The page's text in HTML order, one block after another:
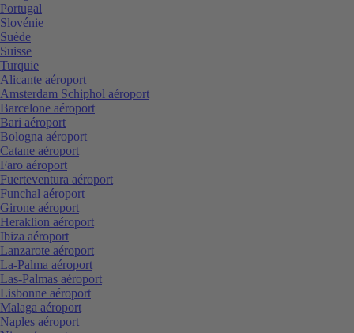
Portugal
Slovénie
Suède
Suisse
Turquie
Alicante aéroport
Amsterdam Schiphol aéroport
Barcelone aéroport
Bari aéroport
Bologna aéroport
Catane aéroport
Faro aéroport
Fuerteventura aéroport
Funchal aéroport
Girone aéroport
Heraklion aéroport
Ibiza aéroport
Lanzarote aéroport
La-Palma aéroport
Las-Palmas aéroport
Lisbonne aéroport
Malaga aéroport
Naples aéroport